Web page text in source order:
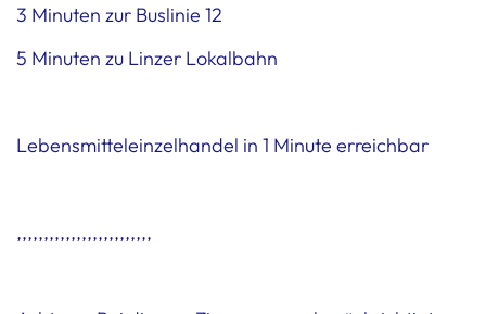
3 Minuten zur Buslinie 12
5 Minuten zu Linzer Lokalbahn
Lebensmitteleinzelhandel in 1 Minute erreichbar
,,,,,,,,,,,,,,,,,,,,,,,,,